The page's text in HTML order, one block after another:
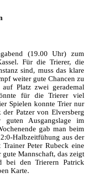
(19.00 Uhr) zum
Für die Trierer, die
sind, muss das klare
weiter gute Chancen zu
Platz zwei gerademal
für die Trierer viel
Spielen konnte Trier nur
Patzer von Elversberg
Ausgangslage im
gab man beim
Halbzeitfühung aus der
Peter Rubeck eine
gute Mannschaft, das zeigt
bei den Trierern Patrick
Karte.